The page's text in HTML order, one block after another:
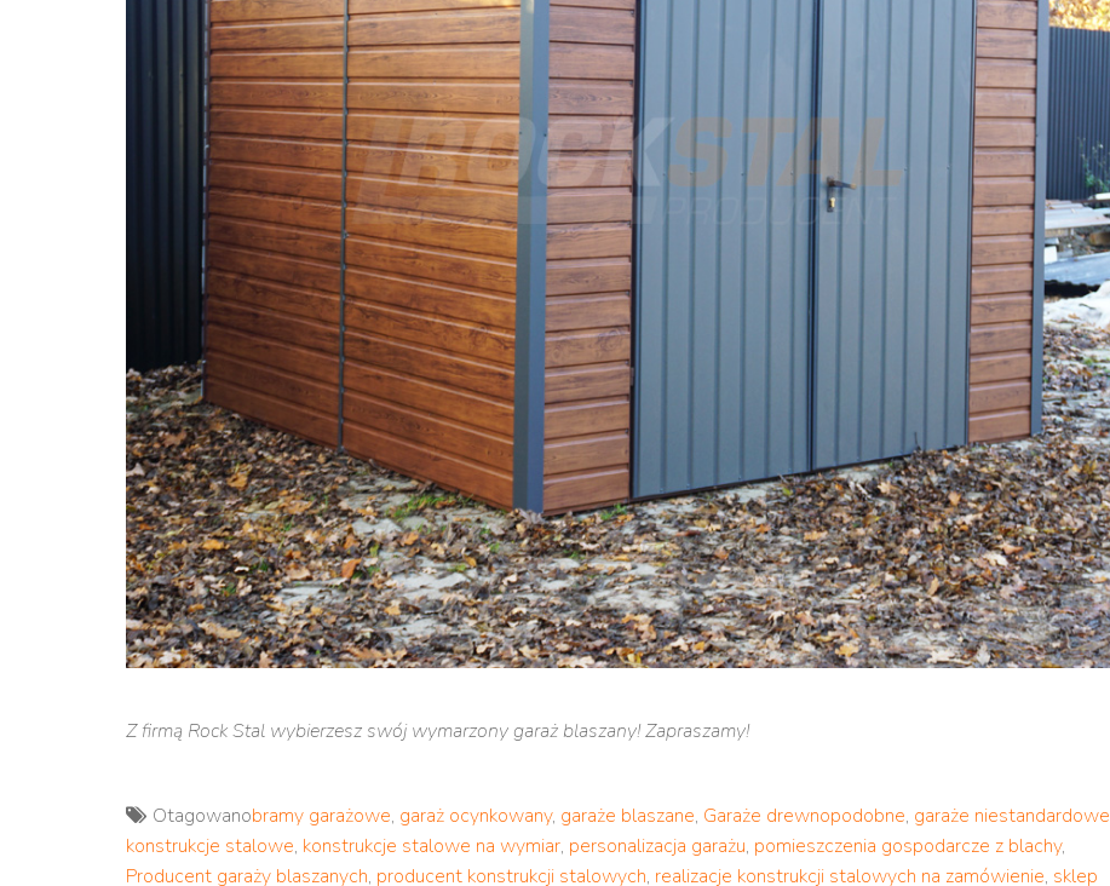
Z firmą Rock Stal wybierzesz swój wymarzony garaż blaszany! Zapraszamy!
Otagowanobramy garażowe, garaż ocynkowany, garaże blaszane, Garaże drewnopodobne, garaże niestandardowe
konstrukcje stalowe, konstrukcje stalowe na wymiar, personalizacja garażu, pomieszczenia gospodarcze z blachy,
Producent garaży blaszanych, producent konstrukcji stalowych, realizacje konstrukcji stalowych na zamówienie, sklep